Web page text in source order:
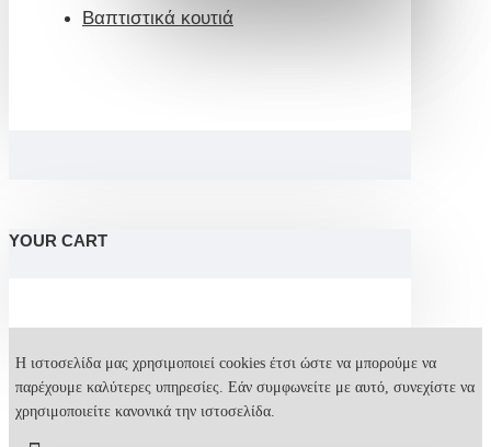
Βαπτιστικά κουτιά
YOUR CART
Η ιστοσελίδα μας χρησιμοποιεί cookies έτσι ώστε να μπορούμε να
παρέχουμε καλύτερες υπηρεσίες. Εάν συμφωνείτε με αυτό, συνεχίστε να
χρησιμοποιείτε κανονικά την ιστοσελίδα.